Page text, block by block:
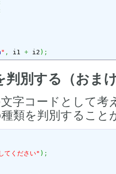
" , i1 + i2 ) ;
判別する（おま
字コードとして考
類を判別すること
てください" ) ;